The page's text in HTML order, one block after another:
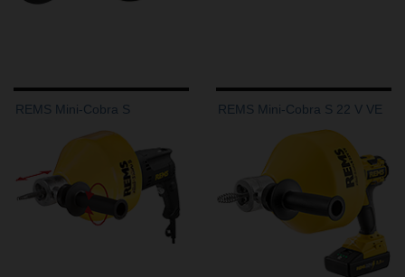
REMS Mini-Cobra S REMS Mini-Cobra S 22 V VE